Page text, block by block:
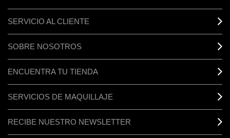
SERVICIO AL CLIENTE
SOBRE NOSOTROS
ENCUENTRA TU TIENDA
SERVICIOS DE MAQUILLAJE
RECIBE NUESTRO NEWSLETTER